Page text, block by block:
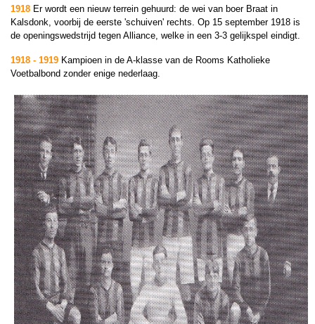
1918 Er wordt een nieuw terrein gehuurd: de wei van boer Braat in
Kalsdonk, voorbij de eerste 'schuiven' rechts. Op 15 september 1918 is
de openingswedstrijd tegen Alliance, welke in een 3-3 gelijkspel eindigt.
1918 - 1919 Kampioen in de A-klasse van de Rooms Katholieke
Voetbalbond zonder enige nederlaag.